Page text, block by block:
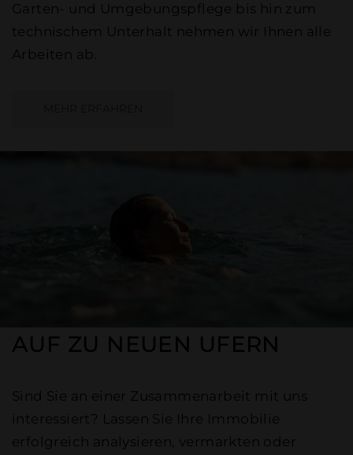
Garten- und Umgebungspflege bis hin zum
technischem Unterhalt nehmen wir Ihnen alle
Arbeiten ab.
AUF ZU NEUEN UFERN
Sind Sie an einer Zusammenarbeit mit uns
interessiert? Lassen Sie Ihre Immobilie
erfolgreich analysieren, vermarkten oder